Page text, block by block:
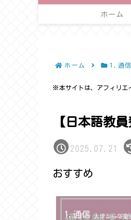
ホーム
ホーム 1.通
※本サイトは、アフィリエ
【日本語教
2025.07.21
おすすめ
1.通信 入学から卒業